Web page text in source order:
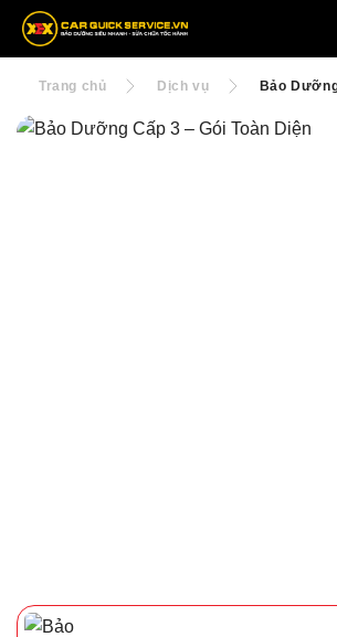
Trang chủ Dịch vụ Bảo Dưỡng